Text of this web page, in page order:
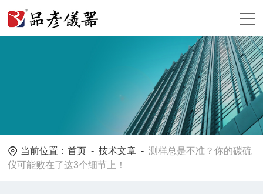
当前位置：首页 -技术文章 -测样总是不准？你的碳硫
仪可能败在了这3个细节上！